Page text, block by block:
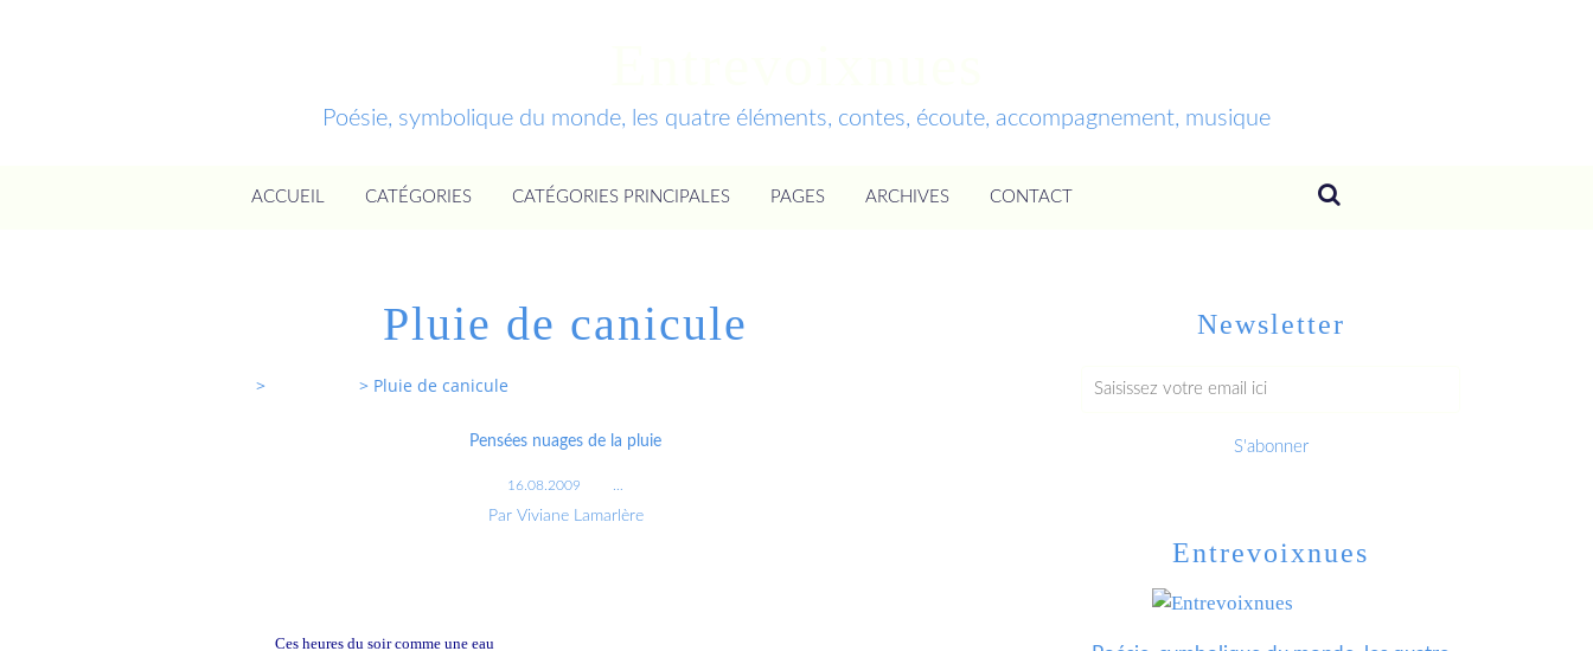
Poésie, symbolique du monde, les quatre éléments, contes, écoute, accompagnement, musique
ACCUEIL CATÉGORIES CATÉGORIES PRINCIPALES PAGES ARCHIVES CONTACT
Pluie de canicule
> > Pluie de canicule
Pensées nuages de la pluie
16.08.2009
Par Viviane Lamarlère
Ces heures du soir comme une eau
Newsletter
Entrevoixnues